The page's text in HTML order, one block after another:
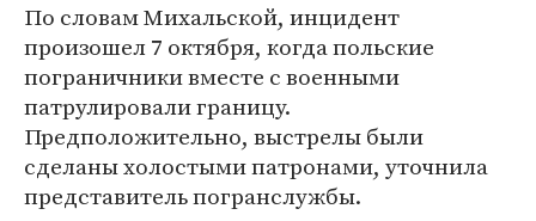
По словам Михальской, инцидент
произошел 7 октября, когда польские
пограничники вместе с военными
патрулировали границу.
Предположительно, выстрелы были
сделаны холостыми патронами, уточнила
представитель погранслужбы.